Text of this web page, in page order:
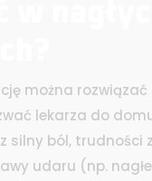
można
lekarza do
silny ból, trudności z
udaru (np.